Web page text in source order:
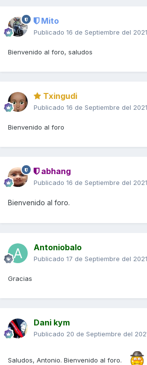
Mito
Publicado 16 de Septiembre del 2021
Bienvenido al foro, saludos
Txingudi
Publicado 16 de Septiembre del 2021
Bienvenido al foro
abhang
Publicado 16 de Septiembre del 2021
Bienvenido al foro.
Antoniobalo
Publicado 17 de Septiembre del 2021
Gracias
Dani kym
Publicado 20 de Septiembre del
Saludos, Antonio. Bienvenido al foro.